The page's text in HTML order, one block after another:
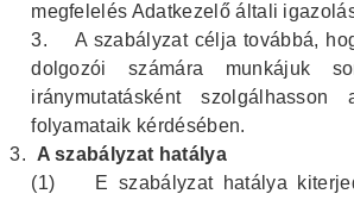
megfelelés Adatkezelő általi
3.
A szabályzat célja továbbá,
dolgozói számára munkájuk
iránymutatásként szolgálhasson
folyamataik kérdésében.
A szabályzat hatálya
(1)
E szabályzat hatálya